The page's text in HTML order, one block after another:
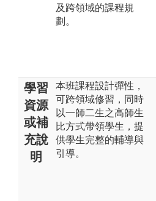
及跨領域的課程規
劃。
學習
資源
或補
充說
明
本班課程設計彈性，
可跨領域修習，同時
以一師二生之高師生
比方式帶領學生，提
供學生完整的輔導與
引導。